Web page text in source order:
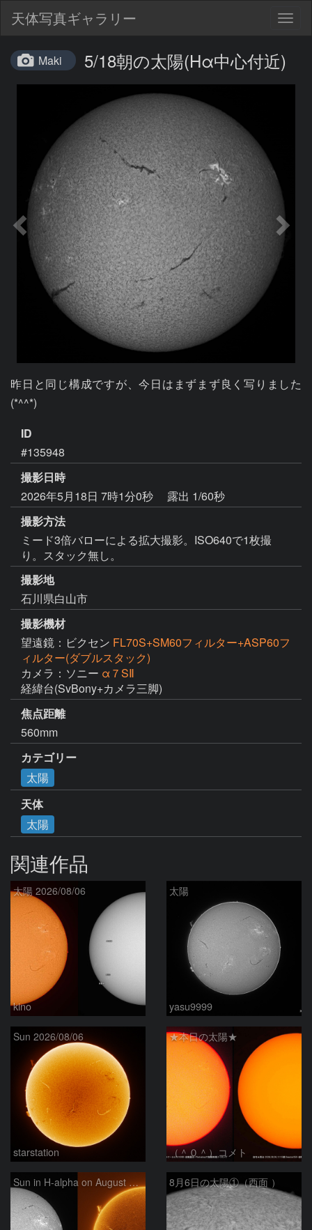
天体写真ギャラリー
Maki 5/18朝の太陽(Hα中心付近)
昨日と同じ構成ですが、今日はまずまず良く写りました
(*^^*)
ID
#135948
撮影日時
2026年5月18日 7時1分0秒
露出 1/60秒
撮影方法
ミード3倍バローによる拡大撮影。ISO640で1枚撮
り。スタック無し。
撮影地
石川県白山市
撮影機材
望遠鏡：ビクセン FL70S+SM60フィルター+ASP60フ
ィルター(ダブルスタック)
カメラ：ソニー α７SⅡ
経緯台(SvBony+カメラ三脚)
焦点距離
560mm
カテゴリー
太陽
天体
太陽
関連作品
太陽 2026/08/06
kino
太陽
yasu9999
Sun 2026/08/06
starstation
★本日の太陽★
（＾０＾）コメト
Sun in H-alpha on August 6, 2026 8月6日の太陽①（西面 ）